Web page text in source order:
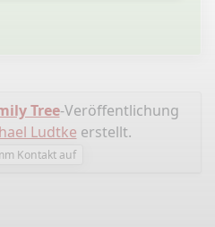
Tree-Veröffentlichung
Ludtke erstellt.
Kontakt auf